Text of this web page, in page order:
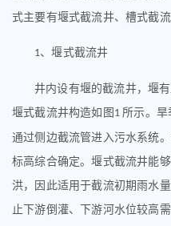
式主要有堰式截流井、槽式截
1、堰式截流井
井内设有堰的截流井，堰
堰式截流井构造如图 1所示。旱
通过侧边截流管进入污水系统
标高综合确定。堰式截流井能
洪，因此适用于截流初期雨水
止下游倒灌、下游河水位较高